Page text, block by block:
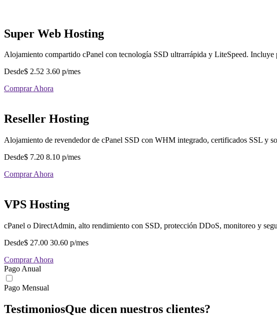
Super Web Hosting
Alojamiento compartido cPanel con tecnología SSD ultrarrápida y LiteSpeed.
Desde$ 2.52 3.60 p/mes
Comprar Ahora
Reseller Hosting
Alojamiento de revendedor de cPanel SSD con WHM integrado, certificados SSL y
Desde$ 7.20 8.10 p/mes
Comprar Ahora
VPS Hosting
cPanel o DirectAdmin, alto rendimiento con SSD, protección DDoS, monitoreo y
Desde$ 27.00 30.60 p/mes
Comprar Ahora
Pago Anual
Pago Mensual
TestimoniosQue dicen nuestros clientes?